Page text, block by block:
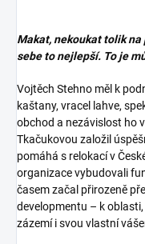
Makat, nekoukat tolik na
sebe to nejlepší. To je
Vojtěch Stehno měl k
kaštany, vracel lahve,
obchod a nezávislost ho
Tkačukovou založil
pomáhá s relokací v
organizace vybudovali
časem začal přirozeně
developmentu – k
zázemí i svou vlastní